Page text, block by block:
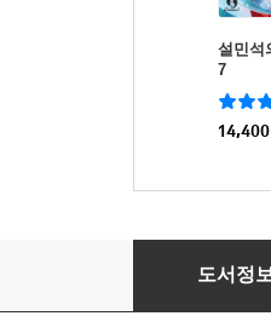
설민석
7
14,400
파뿌리24 특별판
도서정